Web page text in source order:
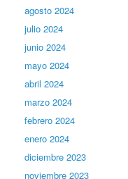
agosto 2024
julio 2024
junio 2024
mayo 2024
abril 2024
marzo 2024
febrero 2024
enero 2024
diciembre 2023
noviembre 2023